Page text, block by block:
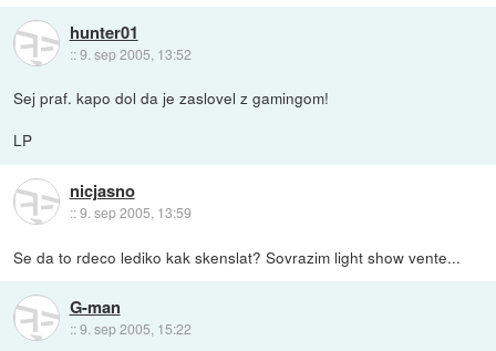
hunter01
::9. sep 2005, 13:52
Sej praf. kapo dol da je zaslovel z gamingom!
LP
nicjasno
::9. sep 2005, 13:59
Se da to rdeco lediko kak skenslat? Sovrazim light show vente...
G-man
::9. sep 2005, 15:22